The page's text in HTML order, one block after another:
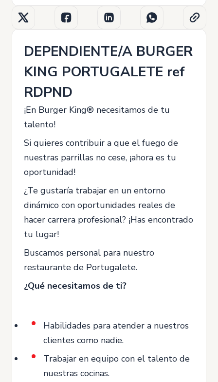
DEPENDIENTE/A BURGER
KING PORTUGALETE ref
RDPND
¡En Burger King® necesitamos de tu
talento!
Si quieres contribuir a que el fuego de
nuestras parrillas no cese, ¡ahora es tu
oportunidad!
¿Te gustaría trabajar en un entorno
dinámico con oportunidades reales de
hacer carrera profesional? ¡Has encontrado
tu lugar!
Buscamos personal para nuestro
restaurante de Portugalete.
¿Qué necesitamos de ti?
Habilidades para atender a nuestros
clientes como nadie.
Trabajar en equipo con el talento de
nuestras cocinas.